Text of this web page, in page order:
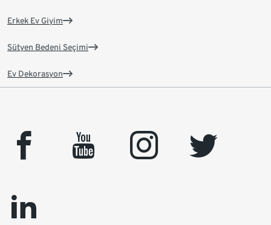
Erkek Ev Giyim
Sütyen Bedeni Seçimi
Ev Dekorasyon
facebook youtube instagram
twitter
linkedin